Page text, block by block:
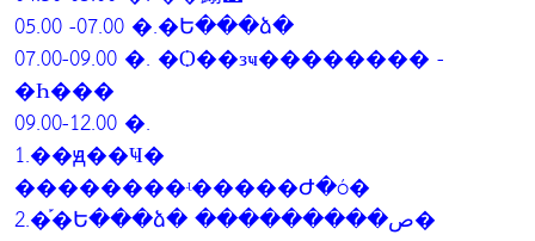
05.00 -07.00 �.�Ե���ձ�
07.00-09.00 �. �Ѻ��зҹ�������� -
�Һ���
09.00-12.00 �.
1.��ԭ��Ҹ�
��������ʵ�����Ժ�ó�
2.�֡�Ե���ձ� ���������ص�